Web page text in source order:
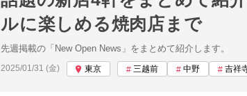
ルに楽しめる焼肉店まで
先週掲載の「New Open News」をまとめて紹介します。
投稿日:
2025/01/31 (金) 東京 三越前 中野 吉祥